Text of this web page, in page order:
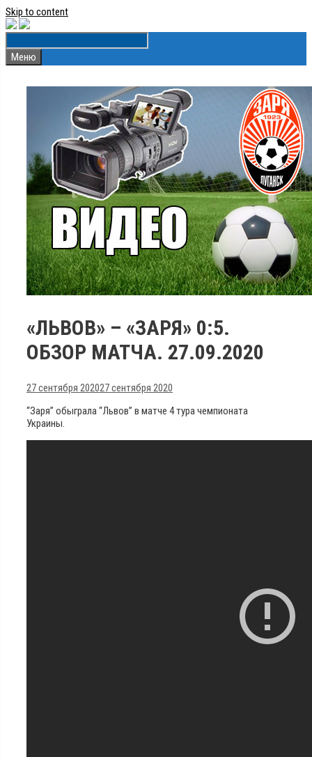
Skip to content
Меню
«ЛЬВОВ» – «ЗАРЯ» 0:5.
ОБЗОР МАТЧА. 27.09.2020
27 сентября 202027 сентября 2020
“Заря” обыграла “Львов” в матче 4 тура чемпионата
Украины.